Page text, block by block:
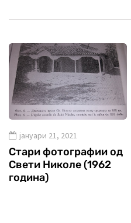
јануари 21, 2021
Стари фотографии од
Свети Николе (1962
година)